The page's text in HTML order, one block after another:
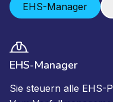
EHS-Manager
EHS-Manager
Sie steuern alle EHS-